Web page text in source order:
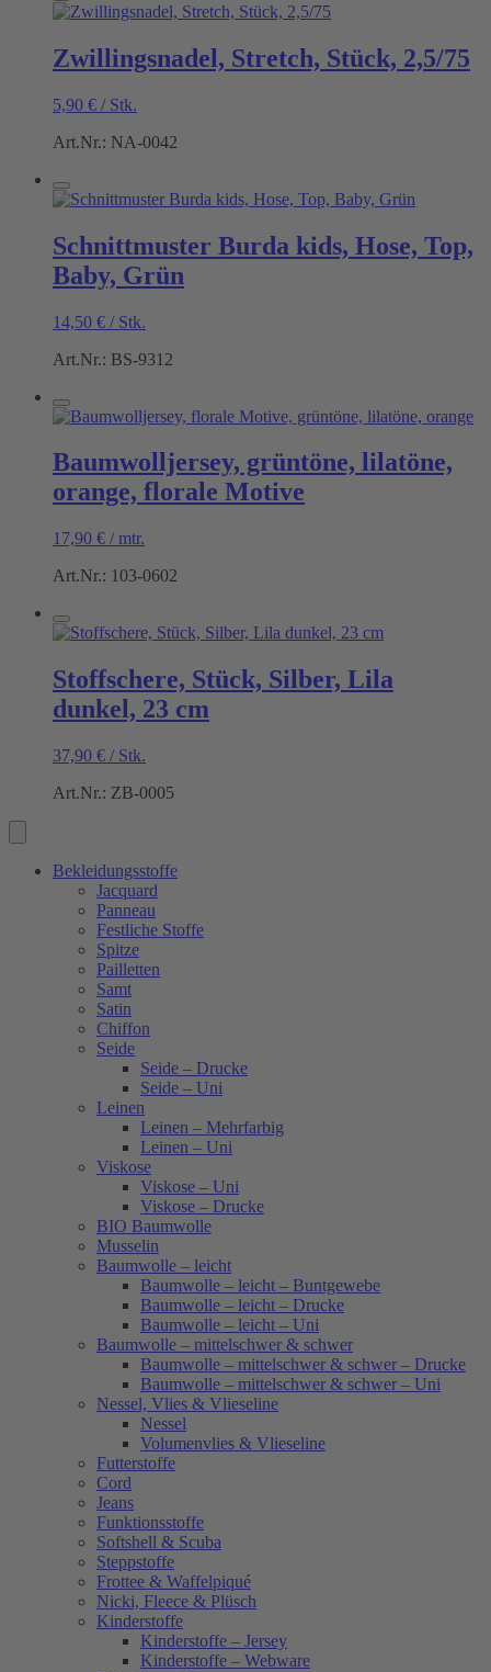
Zwillingsnadel, Stretch, Stück, 2,5/75
5,90 € / Stk.
Art.Nr.: NA-0042
Schnittmuster Burda kids, Hose, Top,
Baby, Grün
14,50 € / Stk.
Art.Nr.: BS-9312
Baumwolljersey, grüntöne, lilatöne,
orange, florale Motive
17,90 € / mtr.
Art.Nr.: 103-0602
Stoffschere, Stück, Silber, Lila
dunkel, 23 cm
37,90 € / Stk.
Art.Nr.: ZB-0005
Bekleidungsstoffe
Jacquard
Panneau
Festliche Stoffe
Spitze
Pailletten
Samt
Satin
Chiffon
Seide
Seide – Drucke
Seide – Uni
Leinen
Leinen – Mehrfarbig
Leinen – Uni
Viskose
Viskose – Uni
Viskose – Drucke
BIO Baumwolle
Musselin
Baumwolle – leicht
Baumwolle – leicht – Buntgewebe
Baumwolle – leicht – Drucke
Baumwolle – leicht – Uni
Baumwolle – mittelschwer & schwer
Baumwolle – mittelschwer & schwer – Drucke
Baumwolle – mittelschwer & schwer – Uni
Nessel, Vlies & Vlieseline
Nessel
Volumenvlies & Vlieseline
Futterstoffe
Cord
Jeans
Funktionsstoffe
Softshell & Scuba
Steppstoffe
Frottee & Waffelpiqué
Nicki, Fleece & Plüsch
Kinderstoffe
Kinderstoffe – Jersey
Kinderstoffe – Webware